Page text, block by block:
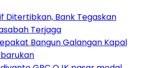
Ditertibkan, Bank Tegaskan
Terjaga
Bangun Galangan Kapal